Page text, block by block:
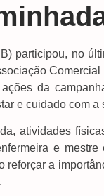
participou, no
da
e cuidado com a
atividades
e
reforçar a